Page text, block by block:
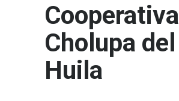
Cooperativa
Cholupa del
Huila